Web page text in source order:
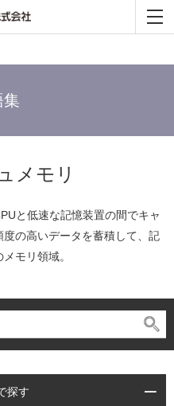
集
メモリ
と低速な記憶装置の間でキャ
の高いデータを蓄積して、記
モリ領域。
探す